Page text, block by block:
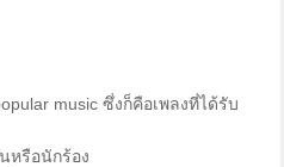
music ซึ่งก็คือเพลงที่ได้รับ
หรือนักร้อง